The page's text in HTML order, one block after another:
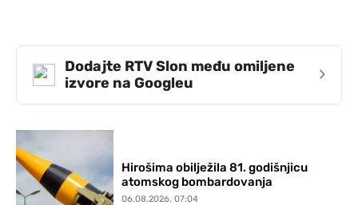
Dodajte RTV Slon među omiljene
izvore na Googleu
›
Hirošima obilježila 81. godišnjicu
atomskog bombardovanja
06.08.2026. 07:04